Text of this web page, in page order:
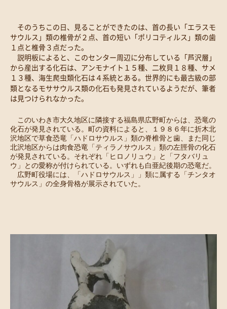
そのうちこの日、見ることができたのは、首の長い「エラスモ
サウルス」類の椎骨が２点、首の短い「ポリコティルス」類の歯
１点と椎骨３点だった。
説明板によると、このセンター周辺に分布している「芦沢層」
から産出する化石は、アンモナイト１５種、二枚貝１８種、サメ
１３種、海生爬虫類化石は４系統とある。世界的にも最古級の部
類となるモササウルス類の化石も発見されているようだが、筆者
は見つけられなかった。
このいわき市大久地区に隣接する福島県広野町からは、恐竜の
化石が発見されている。町の資料によると、１９８６年に折木北
沢地区で草食恐竜「ハドロサウルス」類の脊椎骨と歯、また同じ
北沢地区からは肉食恐竜「ティラノサウルス」類の左脛骨の化石
が発見されている。それぞれ「ヒロノリュウ」と「フタバリュ
ウ」との愛称が付けられている。いずれも白亜紀後期の恐竜だ。
広野町役場には、「ハドロサウルス」」類に属する「チンタオ
サウルス」の全身骨格が展示されていた。